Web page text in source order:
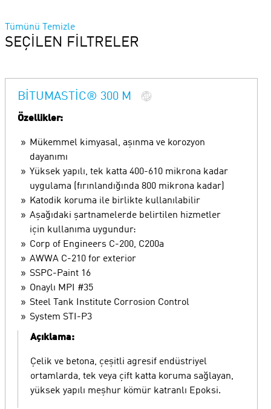
Tümünü Temizle
SEÇILEN FILTRELER
BITUMASTIC® 300 M
Özellikler:
Mükemmel kimyasal, aşınma ve korozyon
dayanımı
Yüksek yapılı, tek katta 400-610 mikrona kadar
uygulama (fırınlandığında 800 mikrona kadar)
Katodik koruma ile birlikte kullanılabilir
Aşağıdaki şartnamelerde belirtilen hizmetler
için kullanıma uygundur:
Corp of Engineers C-200, C200a
AWWA C-210 for exterior
SSPC-Paint 16
Onaylı MPI #35
Steel Tank Institute Corrosion Control
System STI-P3
Açıklama:
Çelik ve betona, çeşitli agresif endüstriyel
ortamlarda, tek veya çift katta koruma sağlayan,
yüksek yapılı meşhur kömür katranlı Epoksi.